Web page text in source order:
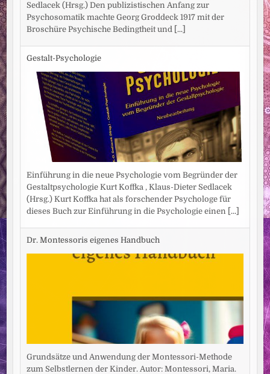
Sedlacek (Hrsg.) Den publizistischen Anfang zur
Psychosomatik machte Georg Groddeck 1917 mit der
Broschüre Psychische Bedingtheit und [...]
Gestalt-Psychologie
Einführung in die neue Psychologie vom Begründer der
Gestaltpsychologie Kurt Koffka , Klaus-Dieter Sedlacek
(Hrsg.) Kurt Koffka hat als forschender Psychologe für
dieses Buch zur Einführung in die Psychologie einen [...]
Dr. Montessoris eigenes Handbuch
Grundsätze und Anwendung der Montessori-Methode
zum Selbstlernen der Kinder. Autor: Montessori, Maria.